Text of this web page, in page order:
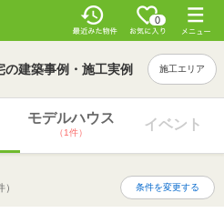
0
の建築事例・施工実例 施工エリア
モデルハウス
（1件）
イベント
） 条件を変更する